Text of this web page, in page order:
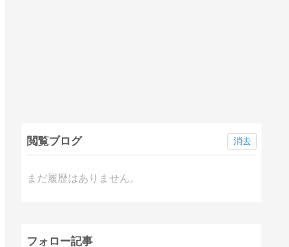
閲覧ブログ
まだ履歴はありません。
消去
フォロー記事